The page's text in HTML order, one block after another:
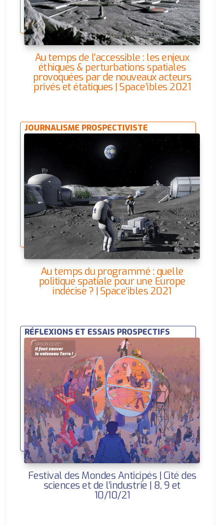
Au temps de l’accessible : les enjeux
éthiques & perturbations spatiales
provoquées par de nouveaux acteurs
privés et étatiques | Space’ibles 2021
JOURNALISME PROSPECTIVISTE
Au temps du programmé : quelle
politique spatiale pour une Europe
indécise ? | Space’ibles 2021
RÉFLEXIONS ET ESSAIS PROSPECTIFS
Festival des Mondes Anticipés | Cité des
sciences et de l’industrie | 8, 9 et
10/10/21